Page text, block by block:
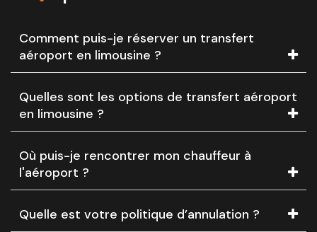
Comment puis-je réserver un transfert
aéroport en limousine ?
Quelles sont les options de transfert aéroport
en limousine ?
Où puis-je rencontrer mon chauffeur à
l'aéroport ?
Quelle est votre politique d’annulation ?